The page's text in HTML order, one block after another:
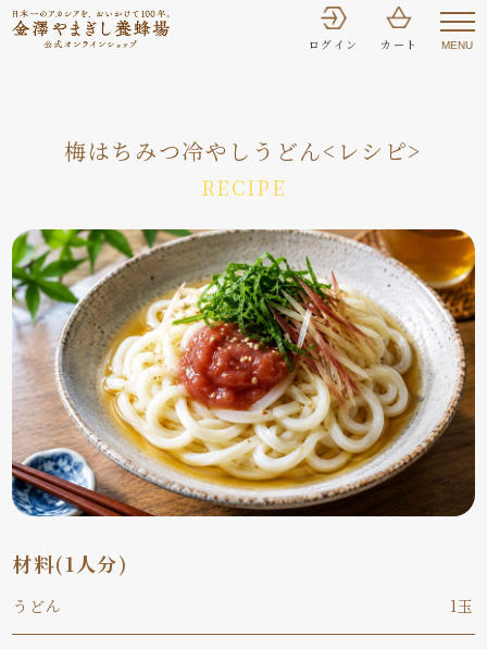
ログイン カート MENU
Current post type archive: false
梅はちみつ冷やしうどん<レシピ>
RECIPE
材料(1人分)
うどん 1玉